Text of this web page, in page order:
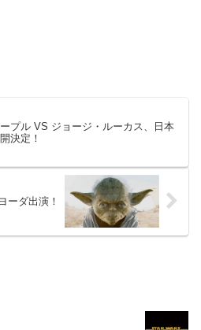
プル VS ジョージ・ルーカス、日本
決定！
ーダ出演！